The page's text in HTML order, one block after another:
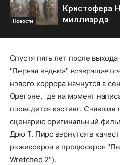
Новости
Кристофера
миллиарда
Спустя пять лет после
"Первая ведьма"
нового хоррора начнутся в
Орегоне, где на момент
проводится кастинг. Снявшие
сценарию оригинальный
Дрю Т. Пирс вернутся в
режиссеров и продюсеров
Wretched 2").